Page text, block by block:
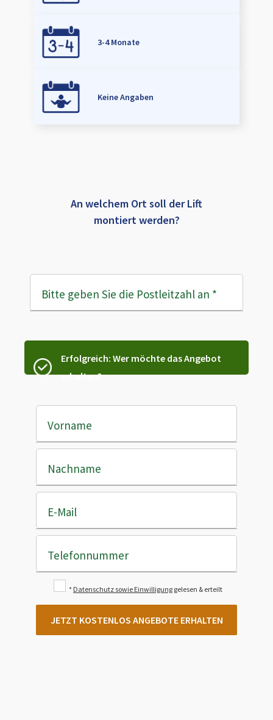
3-4 Monate
Keine Angaben
An welchem Ort soll der Lift
montiert werden?
Bitte geben Sie die Postleitzahl an *
Erfolgreich: Wer möchte das Angebot
erhalten?
Vorname
Nachname
E-Mail
Telefonnummer
* Datenschutz sowie Einwilligung gelesen & erteilt
JETZT KOSTENLOS ANGEBOTE ERHALTEN